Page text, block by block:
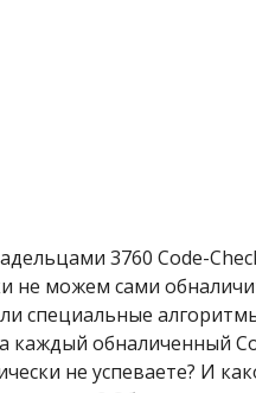
3760 Code-
можем сами
специальные
обналиченный
не успеваете? И